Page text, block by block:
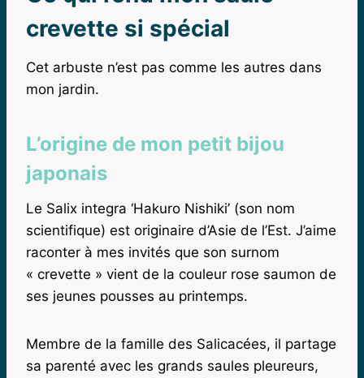
crevette si spécial
Cet arbuste n’est pas comme les autres dans
mon jardin.
L’origine de mon petit bijou
japonais
Le Salix integra ‘Hakuro Nishiki’ (son nom
scientifique) est originaire d’Asie de l’Est. J’aime
raconter à mes invités que son surnom
« crevette » vient de la couleur rose saumon de
ses jeunes pousses au printemps.
Membre de la famille des Salicacées, il partage
sa parenté avec les grands saules pleureurs,